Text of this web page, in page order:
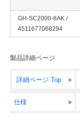
GH-SC2000-8AK /
4511677068294
製品詳細ページ
詳細ページ Top
仕様